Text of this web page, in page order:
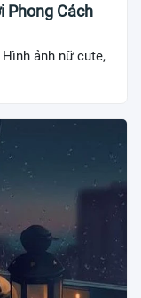
Phong Cách
ảnh nữ cute,